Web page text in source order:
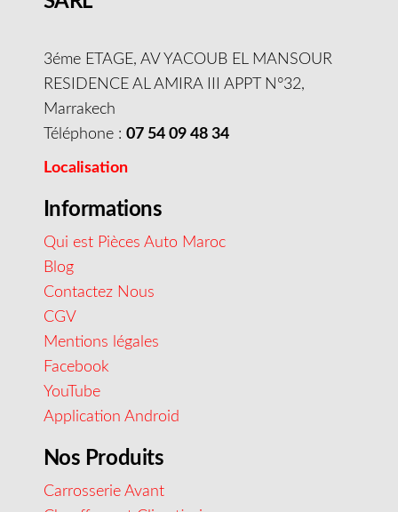
3éme ETAGE, AV YACOUB EL MANSOUR
RESIDENCE AL AMIRA III APPT N°32,
Marrakech
Téléphone : 07 54 09 48 34
Localisation
Informations
Qui est Pièces Auto Maroc
Blog
Contactez Nous
CGV
Mentions légales
Facebook
YouTube
Application Android
Nos Produits
Carrosserie Avant